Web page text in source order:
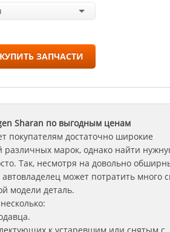
ЗАПЧАСТИ
Sharan по выгодным ценам
покупателям достаточно широкие
марок, однако найти
Так, несмотря на довольно
может потратить много
модели деталь.